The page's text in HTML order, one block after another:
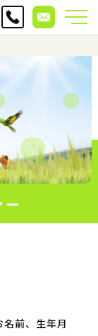
前、生年月